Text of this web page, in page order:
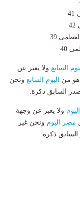
السابع ولا يعبر عن
هو من اليوم السابع ونحن
السابق ذكرة.
ولا يعبر عن وجهة
مصر اليوم ونحن غير
ذكرة.